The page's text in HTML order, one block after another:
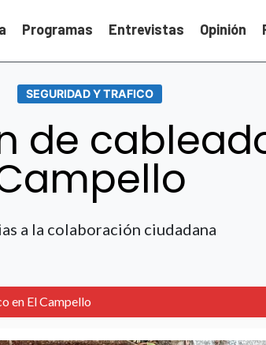
Programas Entrevistas Opinión
SEGURIDAD Y TRAFICO
de
a la colaboración ciudadana
en El Campello